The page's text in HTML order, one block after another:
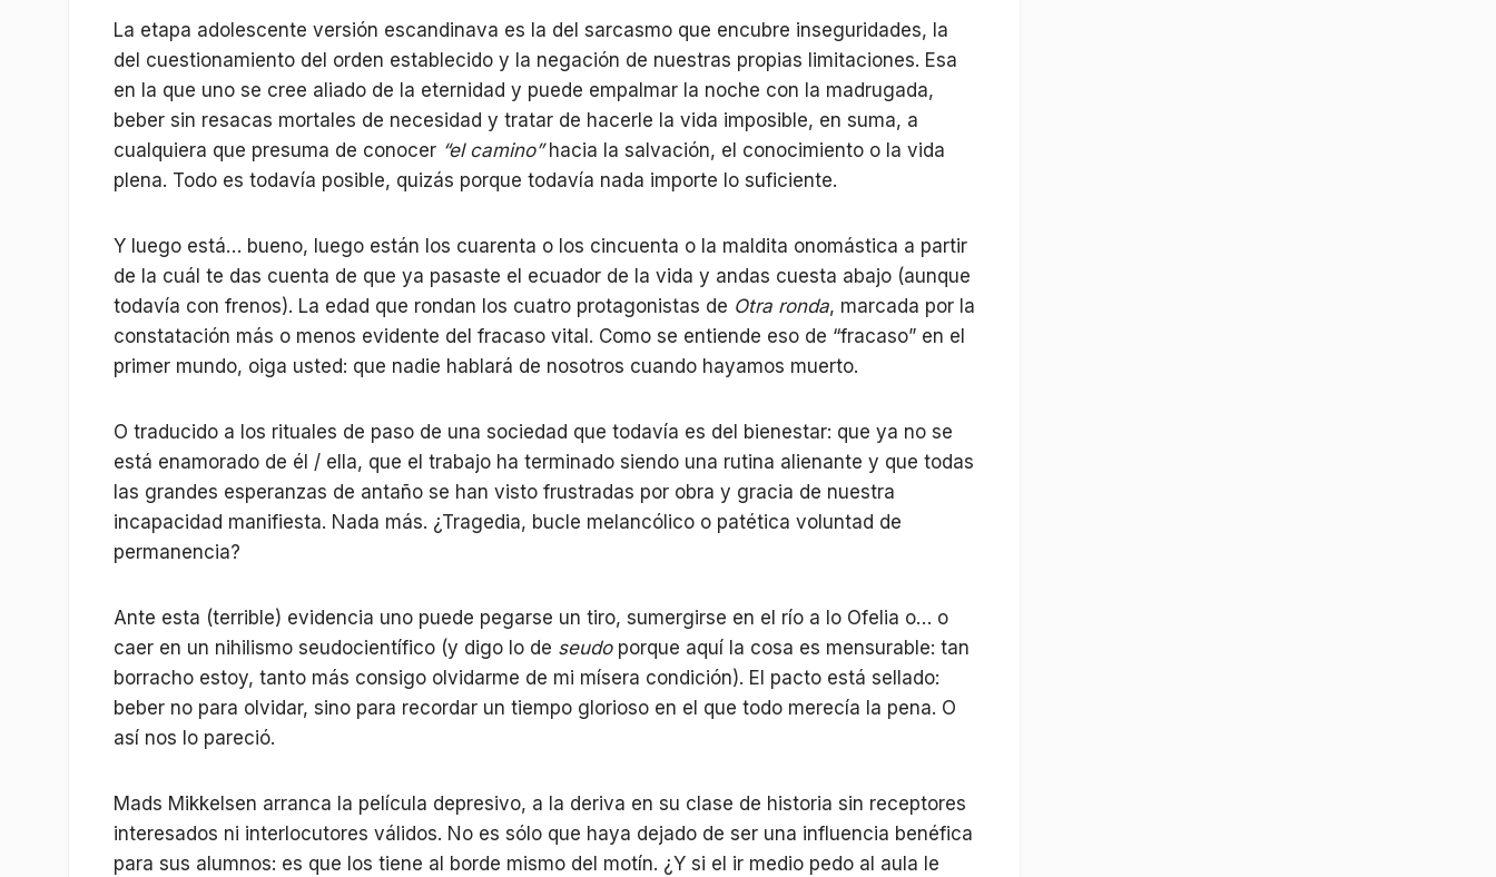
La etapa adolescente versión escandinava es la del sarcasmo que encubre inseguridades, la
del cuestionamiento del orden establecido y la negación de nuestras propias limitaciones. Esa
en la que uno se cree aliado de la eternidad y puede empalmar la noche con la madrugada,
beber sin resacas mortales de necesidad y tratar de hacerle la vida imposible, en suma, a
cualquiera que presuma de conocer “el camino” hacia la salvación, el conocimiento o la vida
plena. Todo es todavía posible, quizás porque todavía nada importe lo suficiente.
Y luego está… bueno, luego están los cuarenta o los cincuenta o la maldita onomástica a partir
de la cuál te das cuenta de que ya pasaste el ecuador de la vida y andas cuesta abajo (aunque
todavía con frenos). La edad que rondan los cuatro protagonistas de Otra ronda, marcada por la
constatación más o menos evidente del fracaso vital. Como se entiende eso de “fracaso” en el
primer mundo, oiga usted: que nadie hablará de nosotros cuando hayamos muerto.
O traducido a los rituales de paso de una sociedad que todavía es del bienestar: que ya no se
está enamorado de él / ella, que el trabajo ha terminado siendo una rutina alienante y que todas
las grandes esperanzas de antaño se han visto frustradas por obra y gracia de nuestra
incapacidad manifiesta. Nada más. ¿Tragedia, bucle melancólico o patética voluntad de
permanencia?
Ante esta (terrible) evidencia uno puede pegarse un tiro, sumergirse en el río a lo Ofelia o… o
caer en un nihilismo seudocientífico (y digo lo de seudoporque aquí la cosa es mensurable: tan
borracho estoy, tanto más consigo olvidarme de mi mísera condición). El pacto está sellado:
beber no para olvidar, sino para recordar un tiempo glorioso en el que todo merecía la pena. O
así nos lo pareció.
Mads Mikkelsen arranca la película depresivo, a la deriva en su clase de historia sin receptores
interesados ni interlocutores válidos. No es sólo que haya dejado de ser una influencia benéfica
para sus alumnos: es que los tiene al borde mismo del motín. ¿Y si el ir medio pedo al aula le